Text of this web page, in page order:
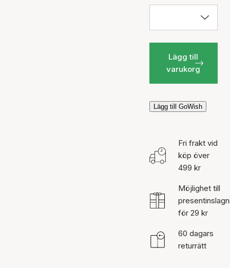
Lägg till
varukorg
Lägg till GoWish
Fri frakt vid
köp över
499 kr
Möjlighet till
för 29 kr
60 dagars
returrätt